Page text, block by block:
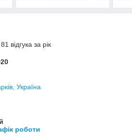
відгука за рік
Україна
роботи